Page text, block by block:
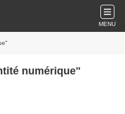
MENU
numérique"